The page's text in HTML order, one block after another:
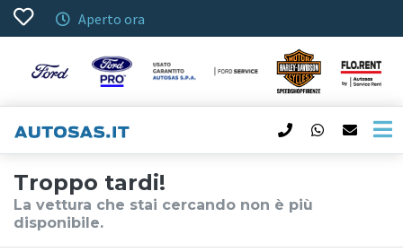
Aperto ora
Troppo tardi!
La vettura che stai cercando non è più
disponibile.